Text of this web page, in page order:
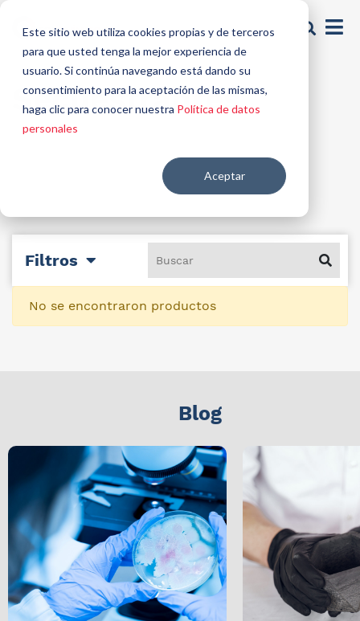
Este sitio web utiliza cookies propias y de terceros
para que usted tenga la mejor experiencia de
usuario. Si continúa navegando está dando su
consentimiento para la aceptación de las mismas,
haga clic para conocer nuestra Política de datos
personales
Aceptar
Secuestrantes
Filtros
No se encontraron productos
Blog